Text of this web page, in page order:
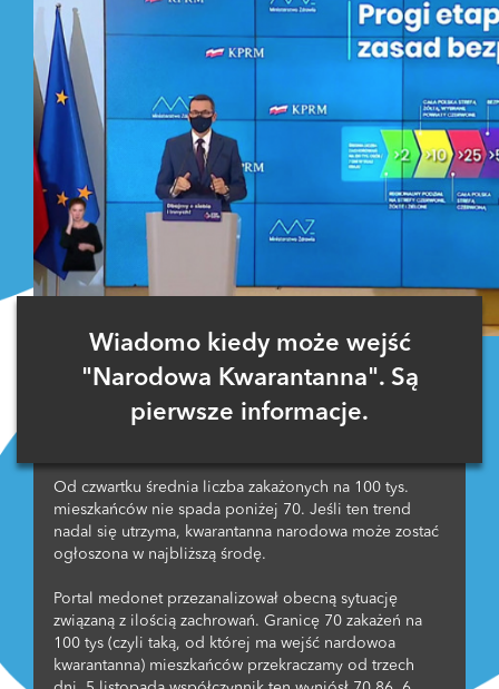
Wiadomo kiedy może wejść
"Narodowa Kwarantanna". Są
pierwsze informacje.
Od czwartku średnia liczba zakażonych na 100 tys.
mieszkańców nie spada poniżej 70. Jeśli ten trend
nadal się utrzyma, kwarantanna narodowa może zostać
ogłoszona w najbliższą środę.
Portal medonet przezanalizował obecną sytuację
związaną z ilością zachrowań. Granicę 70 zakażeń na
100 tys (czyli taką, od której ma wejść nardowoa
kwarantanna) mieszkańców przekraczamy od trzech